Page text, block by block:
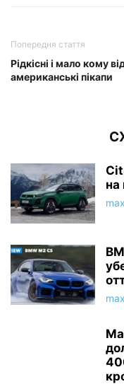
Попередня стаття
Рідкісні і мало кому
американські пікапи
на